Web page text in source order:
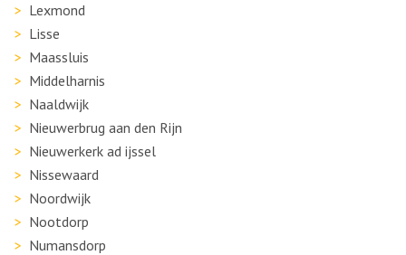
Lexmond
Lisse
Maassluis
Middelharnis
Naaldwijk
Nieuwerbrug aan den Rijn
Nieuwerkerk ad ijssel
Nissewaard
Noordwijk
Nootdorp
Numansdorp